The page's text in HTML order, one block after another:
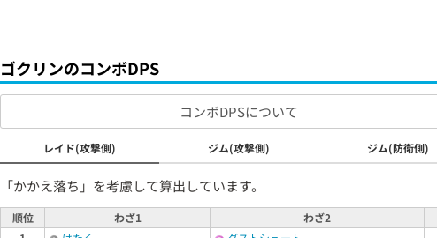
ゴクリンのコンボDPS
コンボDPSについて
レイド(攻撃側) ジム(攻撃側) ジム(防衛側)
「かかえ落ち」を考慮して算出しています。
順位 わざ1
わざ2